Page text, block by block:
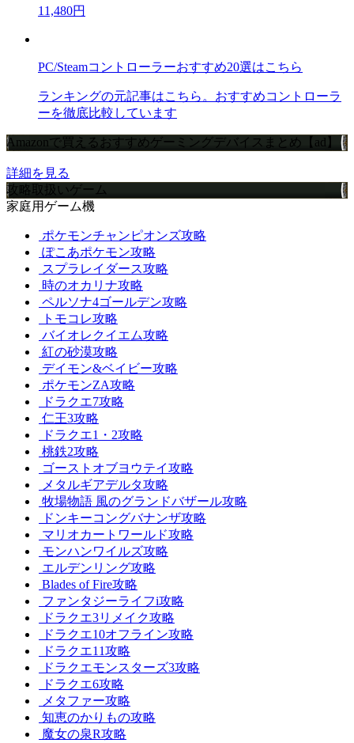
11,480円
PC/Steamコントローラーおすすめ20選はこちら
ランキングの元記事はこちら。おすすめコントローラ
ーを徹底比較しています
Amazonで買えるおすすめゲーミングデバイスまとめ【ad】
詳細を見る
攻略取扱いゲーム
家庭用ゲーム機
ポケモンチャンピオンズ攻略
ぽこあポケモン攻略
スプラレイダース攻略
時のオカリナ攻略
ペルソナ4ゴールデン攻略
トモコレ攻略
バイオレクイエム攻略
紅の砂漠攻略
デイモン&ベイビー攻略
ポケモンZA攻略
ドラクエ7攻略
仁王3攻略
ドラクエ1・2攻略
桃鉄2攻略
ゴーストオブヨウテイ攻略
メタルギアデルタ攻略
牧場物語 風のグランドバザール攻略
ドンキーコングバナンザ攻略
マリオカートワールド攻略
モンハンワイルズ攻略
エルデンリング攻略
Blades of Fire攻略
ファンタジーライフi攻略
ドラクエ3リメイク攻略
ドラクエ10オフライン攻略
ドラクエ11攻略
ドラクエモンスターズ3攻略
ドラクエ6攻略
メタファー攻略
知恵のかりもの攻略
魔女の泉R攻略